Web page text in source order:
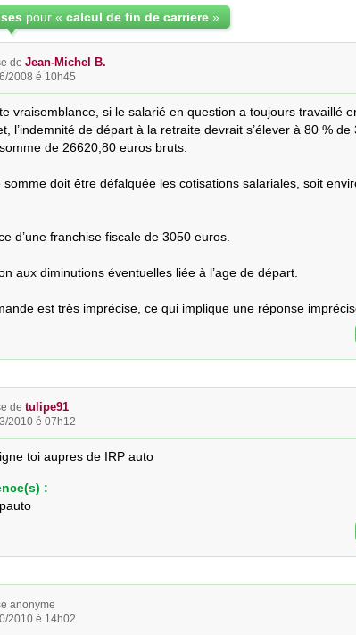
pour « calcul de fin de carriere»
de Jean-Michel B.
2008 é 10h45
vraisemblance, si le salarié en question a toujours travaillé
l’indemnité de départ à la retraite devrait s’élever à 80 % de
de 26620,80 euros bruts.
somme doit être défalquée les cotisations salariales, soit
d’une franchise fiscale de 3050 euros.
aux diminutions éventuelles liée à l’age de départ.
est très imprécise, ce qui implique une réponse
de tulipe91
2010 é 07h12
toi aupres de IRP auto
:
anonyme
2010 é 14h02